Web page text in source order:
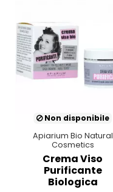
Non disponibile
Apiarium Bio Natural
Cosmetics
Crema Viso
Purificante
Biologica